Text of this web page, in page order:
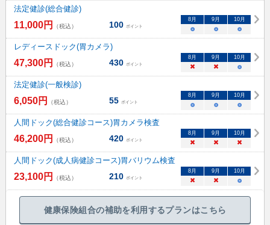
法定健診(総合健診)
11,000円 （税込） 100 ポイント
8月 9月 10月
○ ○ ○
レディースドック(胃カメラ)
47,300円 （税込） 430 ポイント
8月 9月 10月
× × ○
法定健診(一般検診)
6,050円 （税込） 55 ポイント
8月 9月 10月
○ ○ ○
人間ドック(総合健診コース)胃カメラ検査
46,200円 （税込） 420 ポイント
8月 9月 10月
× × ×
人間ドック(成人病健診コース)胃バリウム検査
23,100円 （税込） 210 ポイント
8月 9月 10月
× × ○
健康保険組合の補助を利用するプランはこちら